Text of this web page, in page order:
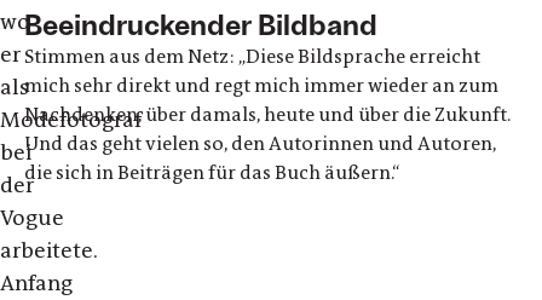
wo
er
als
Modefotograf
bei
der
Vogue
arbeitete.
Anfang
Beeindruckender Bildband
Stimmen aus dem Netz: „Diese Bildsprache erreicht
mich sehr direkt und regt mich immer wieder an zum
Nachdenken, über damals, heute und über die Zukunft.
Und das geht vielen so, den Autorinnen und Autoren,
die sich in Beiträgen für das Buch äußern.“